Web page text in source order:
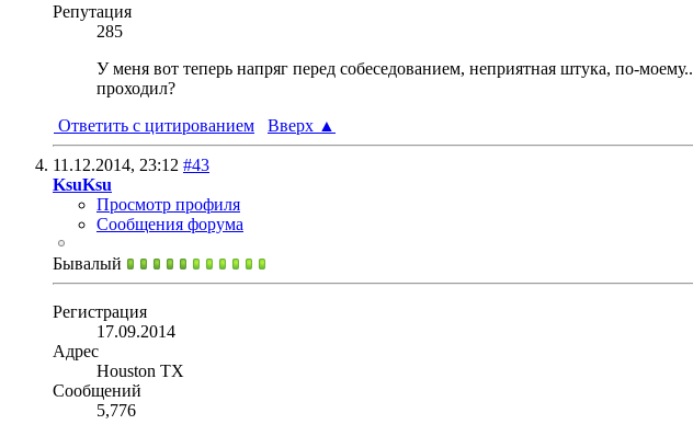
Репутация
285
У меня вот теперь напряг перед собеседованием, неприятная штука, по-
проходил?
Ответить с цитированием
Вверх ▲
11.12.2014, 23:12 #43
KsuKsu
Просмотр профиля
Сообщения форума
Бывалый
Регистрация
17.09.2014
Адрес
Houston TX
Сообщений
5,776